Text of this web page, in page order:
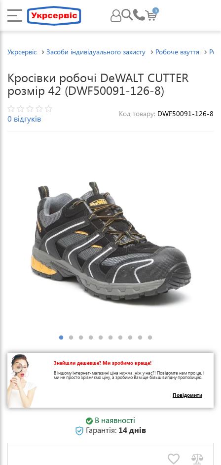
0
Укрсервіс Засоби індивідуального захисту Робоче взуття
Кросівки робочі DeWALT CUTTER
розмір 42 (DWF50091-126-8)
0 відгуків Код товару: DWF50091-126-8
Знайшли дешевше? Ми зробимо краще!
В іншому інтернет-магазині ціна нижча, ніж у нас?! Повідомте нам про це, і
ми не просто зрівняємо ціну, а зробимо Вам ще більш вигідну пропозицію.
Повідомити
В наявності
Гарантія: 14 днів